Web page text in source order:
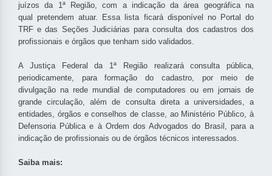
juízos da 1ª Região, com a indicação da área geográfica na
qual pretendem atuar. Essa lista ficará disponível no Portal do
TRF e das Seções Judiciárias para consulta dos cadastros dos
profissionais e órgãos que tenham sido validados.
A Justiça Federal da 1ª Região realizará consulta pública,
periodicamente, para formação do cadastro, por meio de
divulgação na rede mundial de computadores ou em jornais de
grande circulação, além de consulta direta a universidades, a
entidades, órgãos e conselhos de classe, ao Ministério Público, à
Defensoria Pública e à Ordem dos Advogados do Brasil, para a
indicação de profissionais ou de órgãos técnicos interessados.
Saiba mais: